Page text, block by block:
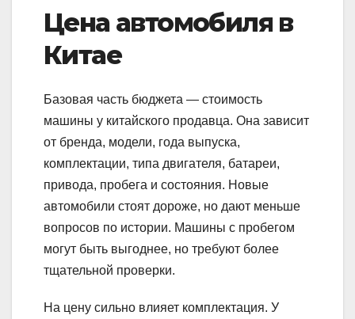
Цена автомобиля в
Китае
Базовая часть бюджета — стоимость
машины у китайского продавца. Она зависит
от бренда, модели, года выпуска,
комплектации, типа двигателя, батареи,
привода, пробега и состояния. Новые
автомобили стоят дороже, но дают меньше
вопросов по истории. Машины с пробегом
могут быть выгоднее, но требуют более
тщательной проверки.
На цену сильно влияет комплектация. У